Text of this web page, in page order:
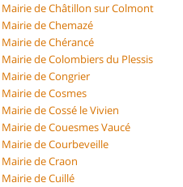
Mairie de Châtillon sur Colmont
Mairie de Chemazé
Mairie de Chérancé
Mairie de Colombiers du Plessis
Mairie de Congrier
Mairie de Cosmes
Mairie de Cossé le Vivien
Mairie de Couesmes Vaucé
Mairie de Courbeveille
Mairie de Craon
Mairie de Cuillé